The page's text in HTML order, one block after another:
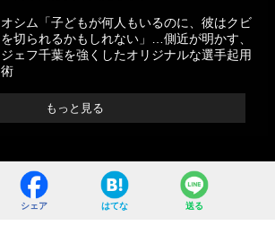
オシム「子どもが何人もいるのに、彼はクビ
を切られるかもしれない」…側近が明かす、
ジェフ千葉を強くしたオリジナルな選手起用
術
もっと見る
シェア はてな 送る